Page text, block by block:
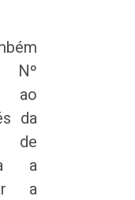
Nº
ao
da
de
a
a